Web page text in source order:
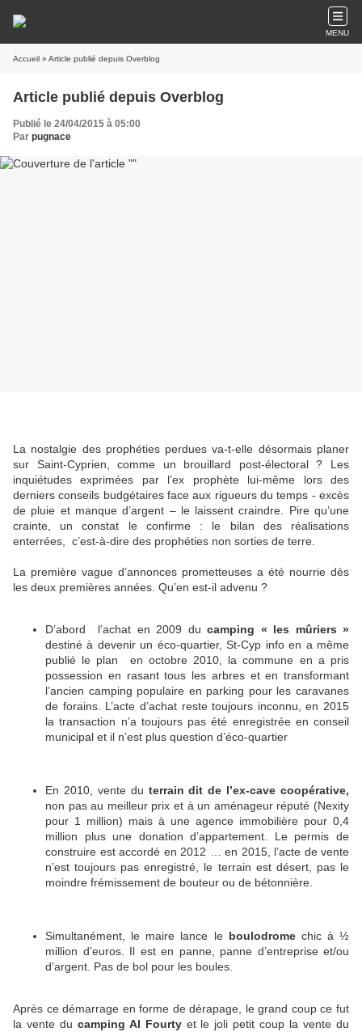
MENU
Accueil » Article publié depuis Overblog
Article publié depuis Overblog
Publié le 24/04/2015 à 05:00
Par pugnace
La nostalgie des prophéties perdues va-t-elle désormais planer
sur Saint-Cyprien, comme un brouillard post-électoral ? Les
inquiétudes exprimées par l’ex prophète lui-même lors des
derniers conseils budgétaires face aux rigueurs du temps - excès
de pluie et manque d’argent – le laissent craindre. Pire qu’une
crainte, un constat le confirme : le bilan des réalisations
enterrées, c’est-à-dire des prophéties non sorties de terre.
La première vague d’annonces prometteuses a été nourrie dès
les deux premières années. Qu’en est-il advenu ?
D’abord l’achat en 2009 du camping « les mûriers »
destiné à devenir un éco-quartier, St-Cyp info en a même
publié le plan en octobre 2010, la commune en a pris
possession en rasant tous les arbres et en transformant
l’ancien camping populaire en parking pour les caravanes
de forains. L’acte d’achat reste toujours inconnu, en 2015
la transaction n’a toujours pas été enregistrée en conseil
municipal et il n’est plus question d’éco-quartier
En 2010, vente du terrain dit de l’ex-cave coopérative,
non pas au meilleur prix et à un aménageur réputé (Nexity
pour 1 million) mais à une agence immobilière pour 0,4
million plus une donation d’appartement. Le permis de
construire est accordé en 2012 … en 2015, l’acte de vente
n’est toujours pas enregistré, le terrain est désert, pas le
moindre frémissement de bouteur ou de bétonnière.
Simultanément, le maire lance le boulodromechic à ½
million d’euros. Il est en panne, panne d’entreprise et/ou
d’argent. Pas de bol pour les boules.
Après ce démarrage en forme de dérapage, le grand coup ce fut
la vente du camping Al Fourtyet le joli petit coup la vente du